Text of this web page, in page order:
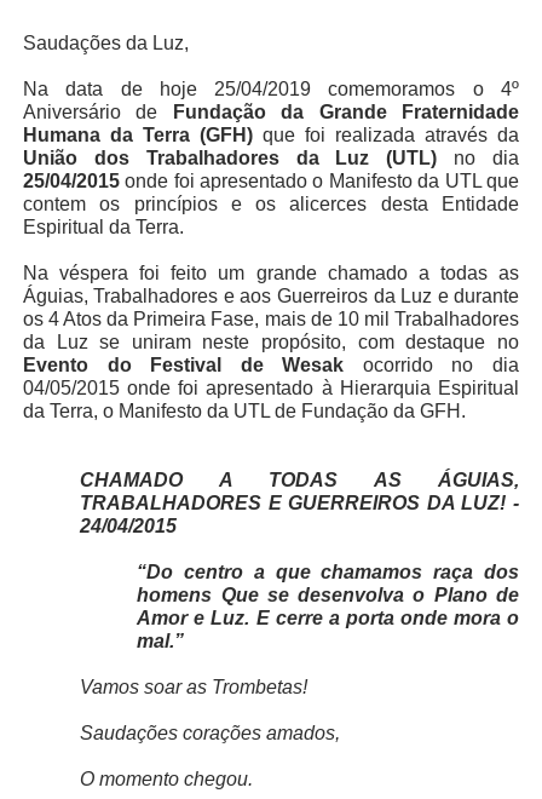
Saudações da Luz,
Na data de hoje 25/04/2019 comemoramos o 4º
Aniversário de
Fundação da Grande Fraternidade
Humana da Terra (GFH)que foi realizada através da
União dos Trabalhadores da Luz (UTL) no dia
25/04/2015onde foi apresentado o Manifesto da UTL que
contem os princípios e os alicerces desta Entidade
Espiritual da Terra.
Na véspera foi feito um grande chamado a todas as
Águias, Trabalhadores e aos Guerreiros da Luz e durante
os 4 Atos da Primeira Fase, mais de 10 mil Trabalhadores
da Luz se uniram neste propósito, com destaque no
Evento do Festival de Wesak ocorrido no dia
04/05/2015 onde foi apresentado à Hierarquia Espiritual
da Terra, o Manifesto da UTL de Fundação da GFH.
CHAMADO A TODAS AS ÁGUIAS,
TRABALHADORES E GUERREIROS DA LUZ! -
24/04/2015
“Do centro a que chamamos raça dos
homens Que se desenvolva o Plano de
Amor e Luz. E cerre a porta onde mora o
mal.”
Vamos soar as Trombetas!
Saudações corações amados,
O momento chegou.